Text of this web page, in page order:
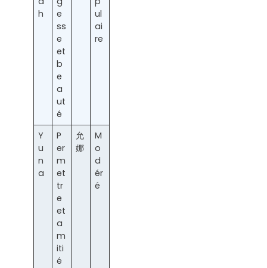
h
e
ss
e
et
b
e
a
ut
é
ul
ai
re
Y
u
n
a
P
er
m
et
tr
e
et
a
m
iti
é
允
娜
M
o
d
ér
é